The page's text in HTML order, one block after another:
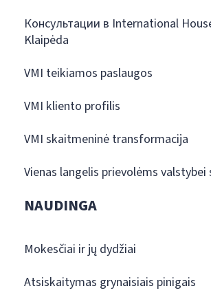
Консультации в International
Klaipėda
VMI teikiamos paslaugos
VMI kliento profilis
VMI skaitmeninė transformacija
Vienas langelis prievolėms
NAUDINGA
Mokesčiai ir jų dydžiai
Atsiskaitymas grynaisiais pinigais